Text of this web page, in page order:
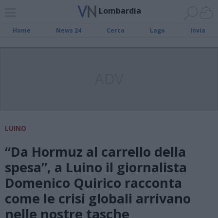
Lombardia
Home News 24 Cerca Lago Invia
LUINO
“Da Hormuz al carrello della
spesa”, a Luino il giornalista
Domenico Quirico racconta
come le crisi globali arrivano
nelle nostre tasche